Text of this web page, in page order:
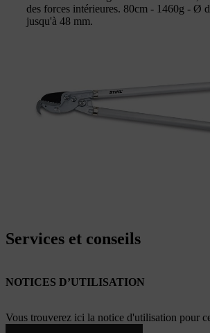
des forces intérieures. 80cm - 1460g - Ø
jusqu'à 48 mm.
Services et conseils
NOTICES D’UTILISATION
Vous trouverez ici la notice d'utilisation pour